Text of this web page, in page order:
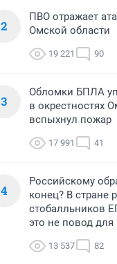
2
ПВО отражает
Омской области
19 221 90
3
Обломки БПЛА
в окрестностях
вспыхнул пожар
17 991 41
4
Российскому
конец? В стране
стобалльников
это не повод для
13 537 82